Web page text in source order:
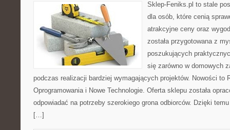
Sklep-Feniks.pl to stale
dla osób, które cenią
atrakcyjne ceny oraz
została przygotowana z
poszukujących
się zarówno w domowych
podczas realizacji bardziej wymagających projektów. Nowości to
Oprogramowania i Nowe Technologie. Oferta sklepu została
odpowiadać na potrzeby szerokiego grona odbiorców. Dzięki
[…]